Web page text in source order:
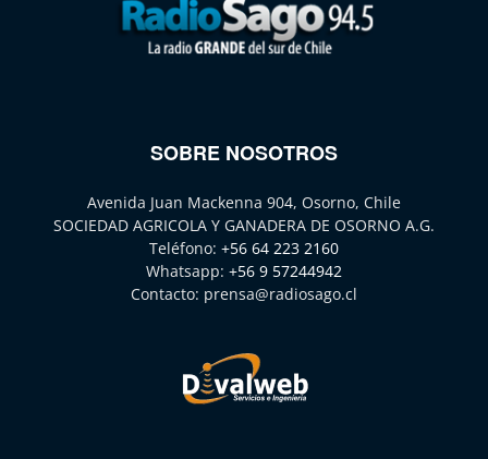
SOBRE NOSOTROS
Avenida Juan Mackenna 904, Osorno, Chile
SOCIEDAD AGRICOLA Y GANADERA DE OSORNO A.G.
Teléfono: +56 64 223 2160
Whatsapp: +56 9 57244942
Contacto: prensa@radiosago.cl